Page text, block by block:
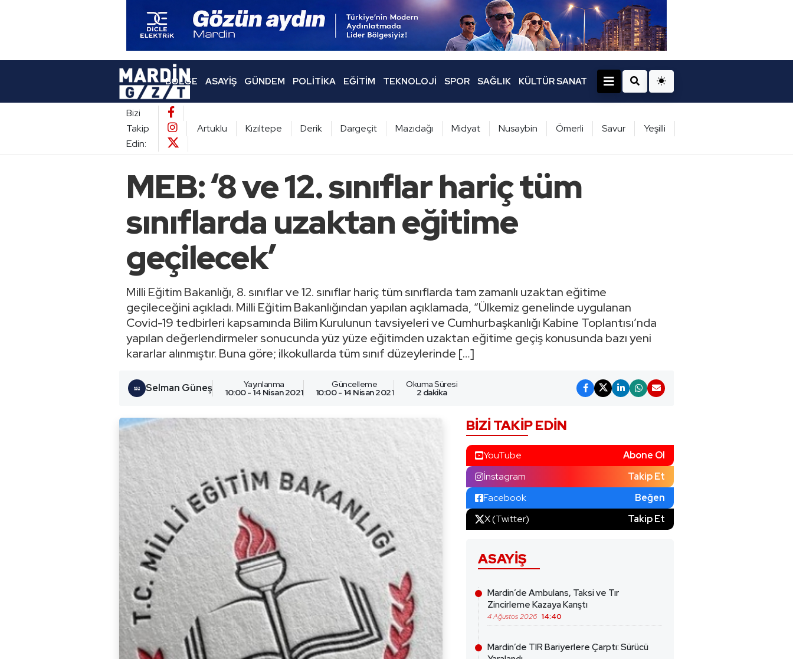
BÖLGE ASAYIŞ GÜNDEM POLITIKA EĞITIM TEKNOLOJI SPOR SAĞLIK KÜLTÜR SANAT
Bizi
Takip
Edin:
Artuklu Kızıltepe Derik Dargeçit Mazıdağı Midyat Nusaybin Ömerli Savur Yeşilli
MEB: ‘8 ve 12. sınıflar hariç tüm
sınıflarda uzaktan eğitime
geçilecek’
Milli Eğitim Bakanlığı, 8. sınıflar ve 12. sınıflar hariç tüm sınıflarda tam zamanlı uzaktan eğitime
geçileceğini açıkladı. Milli Eğitim Bakanlığından yapılan açıklamada, “Ülkemiz genelinde uygulanan
Covid-19 tedbirleri kapsamında Bilim Kurulunun tavsiyeleri ve Cumhurbaşkanlığı Kabine Toplantısı’nda
yapılan değerlendirmeler sonucunda yüz yüze eğitimden uzaktan eğitime geçiş konusunda bazı yeni
kararlar alınmıştır. Buna göre; ilkokullarda tüm sınıf düzeylerinde […]
Selman Güneş Yayınlanma
10:00 - 14 Nisan 2021
Güncelleme
10:00 - 14 Nisan 2021
Okuma Süresi
2 dakika
BIZI TAKIP EDIN
YouTube
Abone Ol
İnstagram
Takip Et
Facebook
Beğen
X (Twitter)
Takip Et
ASAYIŞ
Mardin’de Ambulans, Taksi ve Tır
Zincirleme Kazaya Karıştı
4 Ağustos 2026 14:40
Mardin’de TIR Bariyerlere Çarptı: Sürücü